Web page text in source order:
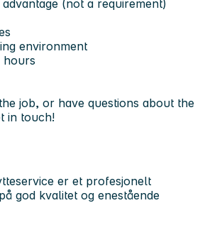
(not a requirement)
environment
hours
job, or have questions about the
in touch!
er et profesjonelt
god kvalitet og enestående